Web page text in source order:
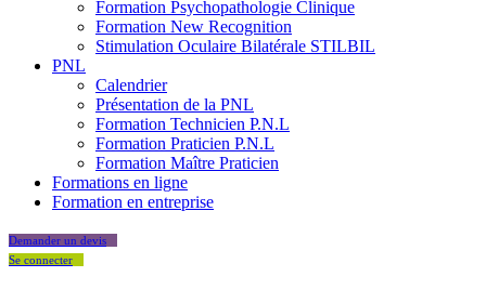
Formation Psychopathologie Clinique
Formation New Recognition
Stimulation Oculaire Bilatérale STILBIL
PNL
Calendrier
Présentation de la PNL
Formation Technicien P.N.L
Formation Praticien P.N.L
Formation Maître Praticien
Formations en ligne
Formation en entreprise
Demander un devis
Se connecter